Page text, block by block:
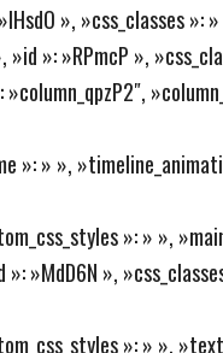
», »css_classes
»: »RPmcP »,
»: » »,
»: » »,
»MdD6N »,
»: » »,